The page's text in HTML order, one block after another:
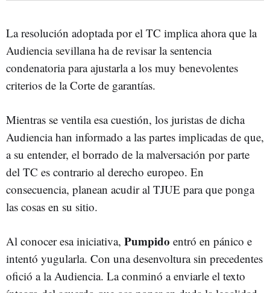
La resolución adoptada por el TC implica ahora que la
Audiencia sevillana ha de revisar la sentencia
condenatoria para ajustarla a los muy benevolentes
criterios de la Corte de garantías.
Mientras se ventila esa cuestión, los juristas de dicha
Audiencia han informado a las partes implicadas de que,
a su entender, el borrado de la malversación por parte
del TC es contrario al derecho europeo. En
consecuencia, planean acudir al TJUE para que ponga
las cosas en su sitio.
Al conocer esa iniciativa, Pumpido entró en pánico e
intentó yugularla. Con una desenvoltura sin precedentes
ofició a la Audiencia. La conminó a enviarle el texto